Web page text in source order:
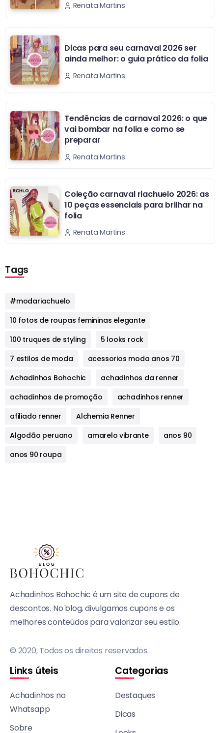
Renata Martins
Dicas para seu carnaval 2026 ser
ainda melhor: o guia prático da folia
Renata Martins
Tendências de carnaval 2026: o que
vai bombar na folia e como se
preparar
Renata Martins
Coleção carnaval riachuelo 2026: as
10 peças essenciais para brilhar na
folia
Renata Martins
Tags
#modariachuelo
10 fotos de roupas femininas elegante
100 truques de styling
5 looks rock
7 estilos de moda
acessorios moda anos 70
Achadinhos Bohochic
achadinhos da renner
achadinhos de promoção
achadinhos renner
afiliado renner
Alchemia Renner
Algodão peruano
amarelo vibrante
anos 90
anos 90 roupa
Achadinhos Bohochic é um site de cupons de
descontos. No blog, divulgamos cupons e os
melhores conteúdos para valorizar seu estilo.
© 2020, Todos os direitos reservados.
Links úteis
Achadinhos no
Whatsapp
Sobre
Categorias
Destaques
Dicas